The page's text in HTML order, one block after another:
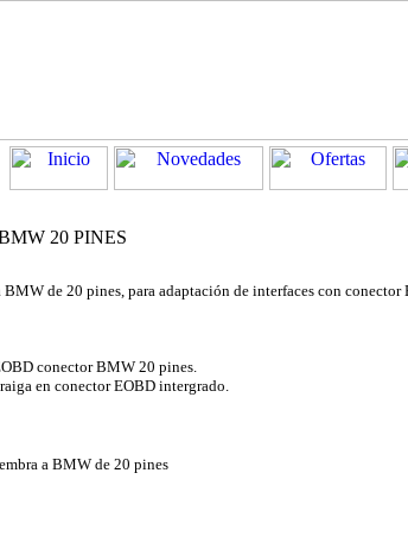
20 PINES
de 20 pines, para adaptación de interfaces con conector
conector BMW 20 pines.
en conector EOBD intergrado.
a BMW de 20 pines